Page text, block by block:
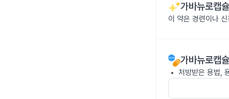
가바뉴로캡
이 약은 경련이나
가바뉴로캡
처방받은 용법,